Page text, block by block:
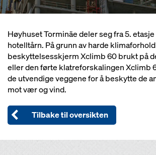
Høyhuset Torminäe deler seg fra 5.
hotelltårn. På grunn av harde
beskyttelsesskjerm Xclimb 60 brukt på
eller den førte klatreforskalingen Xclimb
de utvendige veggene for å beskytte de
mot vær og vind.
Tilbake til oversikten